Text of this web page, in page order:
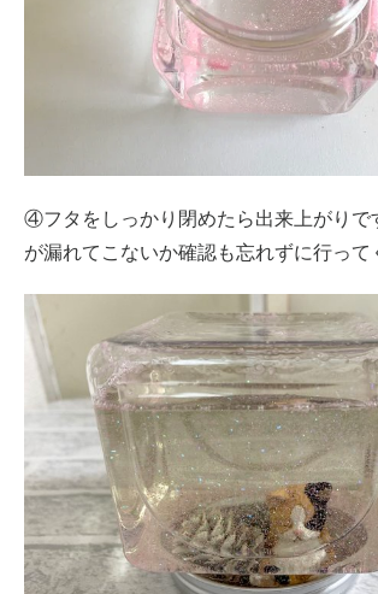
④フタをしっかり閉めたら出来上がりで
が漏れてこないか確認も忘れずに行って